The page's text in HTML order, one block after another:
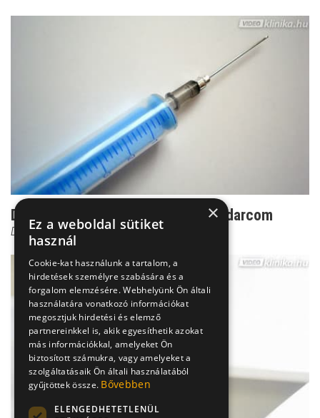
Dr. Czeizel: Ez az én személyes kudarcom
Dr. Czeizel Endre
×
Ez a weboldal sütiket
használ
Cookie-kat használunk a tartalom, a
hirdetések személyre szabására és a
forgalom elemzésére. Webhelyünk Ön általi
használatára vonatkozó információkat
megosztjuk hirdetési és elemző
partnereinkkel is, akik egyesíthetik azokat
más információkkal, amelyeket Ön
biztosított számukra, vagy amelyeket a
szolgáltatásaik Ön általi használatából
gyűjtöttek össze. Bővebben
ELENGEDHETETLENÜL